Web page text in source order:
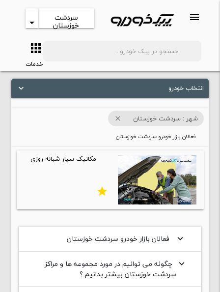
menu سردشت
خوزستان arrow_drop_down
apps
خدمات
keyboard_arrow_down انتخاب خودرو
شهر : سردشت خوزستان close
فعالان بازار خودرو سردشت خوزستان
مکانیک سیار شبانه روزی
star
keyboard_arrow_down فعالان بازار خودرو سردشت خوزستان
keyboard_arrow_down چگونه می توانیم در مورد مجموعه ها و مراکز
سردشت خوزستان بیشتر بدانیم ؟